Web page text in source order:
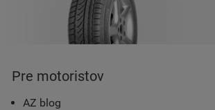
Pre motoristov
AZ blog